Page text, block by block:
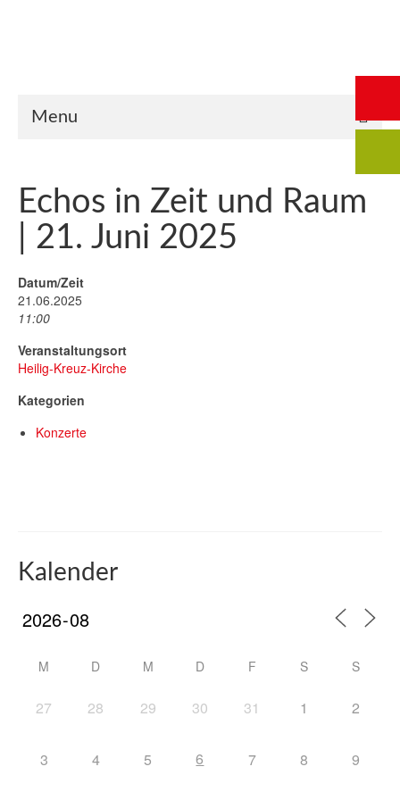
Menu
Echos in Zeit und Raum
| 21. Juni 2025
Datum/Zeit
21.06.2025
11:00
Veranstaltungsort
Heilig-Kreuz-Kirche
Kategorien
Konzerte
Kalender
M D M D F S S
27 28 29 30 31 1 2
3 4 5 6 7 8 9